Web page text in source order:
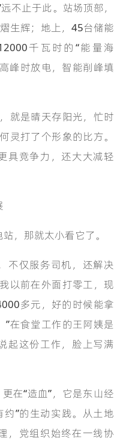
不止于此。站场顶部，
生辉；地上，45台储能
千瓦时的“能量海
峰时放电，智能削峰填
是晴天存阳光，忙时
灵打了个形象的比方。
具竞争力，还大大减轻
那就太小看它了。
仅服务司机，还解决
以前在外面打零工，现
多元，好的时候能拿
在食堂工作的王阿姨是
起这份工作，脸上写满
在“造血”，它是东山经
约”的生动实践。从土地
，党组织始终在一线协